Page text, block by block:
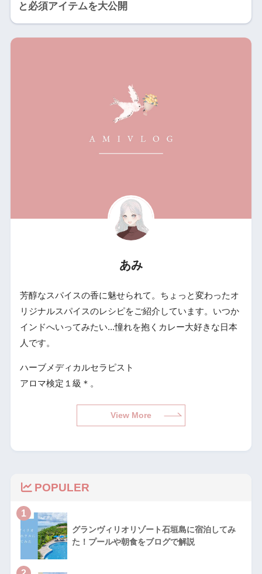
と必須アイテムを大公開
あみ
芳醇なスパイスの香に魅せられて。ちょっと変わったオ
リジナルスパイスのレシピをご紹介しています。いつか
インドへいってみたい...憧れを抱くカレー大好きな日本
人です。
ハーブメディカルセラピスト
アロマ検定１級＊。
View More
POPULER
1
グランヴィリオリゾート石垣島に宿泊してみ
た！プールや朝食をブログで解説